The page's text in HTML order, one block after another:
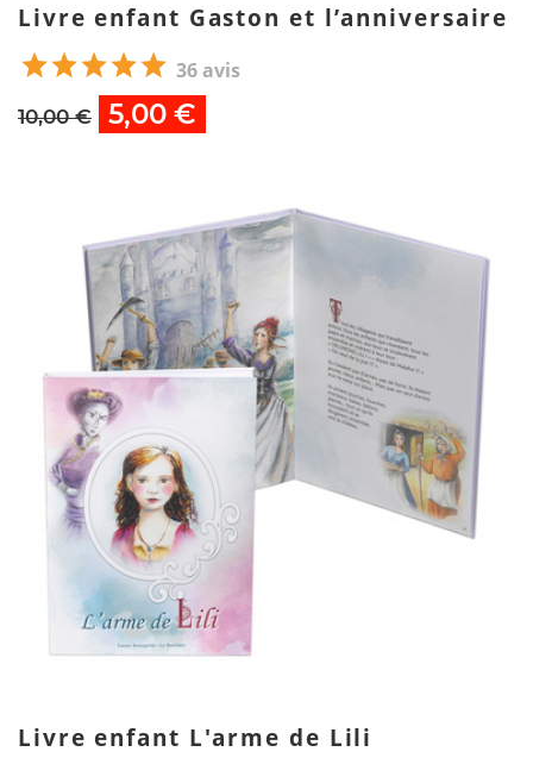
Livre enfant Gaston et l’anniversaire
36 avis
10,00 € 5,00 €
Livre enfant L'arme de Lili